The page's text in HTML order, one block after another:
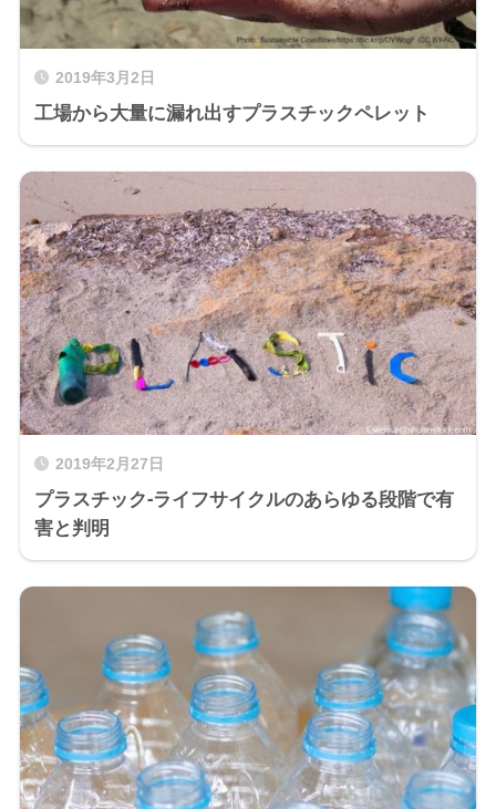
2019年3月2日
工場から大量に漏れ出すプラスチックペレット
2019年2月27日
プラスチック-ライフサイクルのあらゆる段階で有
害と判明